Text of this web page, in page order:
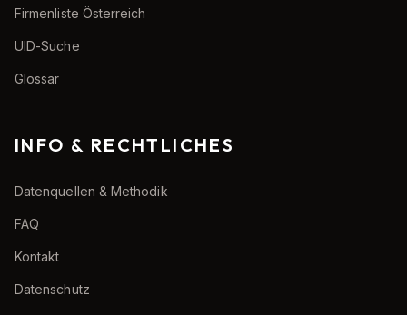
Firmenliste Österreich
UID-Suche
Glossar
INFO & RECHTLICHES
Datenquellen & Methodik
FAQ
Kontakt
Datenschutz